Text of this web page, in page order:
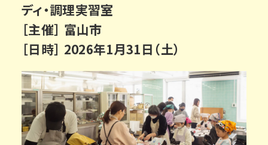
ディ・調理実習室
［主催］ 富山市
［日時］ 2026年1月31日（土）